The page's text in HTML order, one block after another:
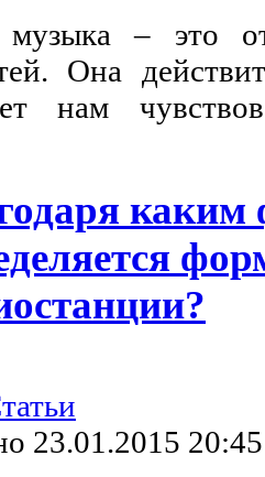
музыка – это
Она
нам
каким
23.01.2015 20:45